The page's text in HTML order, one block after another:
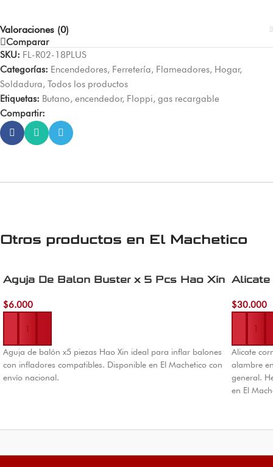
Valoraciones (0)
Comparar
SKU: FL-R02-18PLUS
Categorías: Encendedores, Ferretería, Flameadores, Hogar,
Soldadura, Todos los productos
Etiquetas: Butano, encendedor, Floppi, gas recargable
Compartir:
Otros productos en El Machetico
Aguja De Balon Buster x 5 Pcs Hao Xin
$6.000
Añadir al carrito
Aguja de balón x5 piezas Hao Xin ideal para inflar balones
con infladores compatibles. Disponible en El Machetico con
envío nacional.
Alicate
$30.000
Añadir al
Alicate
alambre
general.
en El